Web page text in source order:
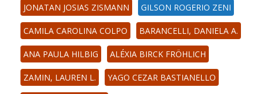
JONATAN JOSIAS ZISMANN GILSON ROGERIO ZENI
CAMILA CAROLINA COLPO BARANCELLI, DANIELA A.
ANA PAULA HILBIG ALÉXIA BIRCK FRÖHLICH
ZAMIN, LAUREN L. YAGO CEZAR BASTIANELLO